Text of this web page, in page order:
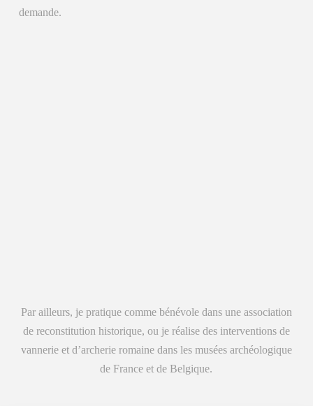
demande.
Par ailleurs, je pratique comme bénévole dans une association
de reconstitution historique, ou je réalise des interventions de
vannerie et d’archerie romaine dans les musées archéologique
de France et de Belgique.